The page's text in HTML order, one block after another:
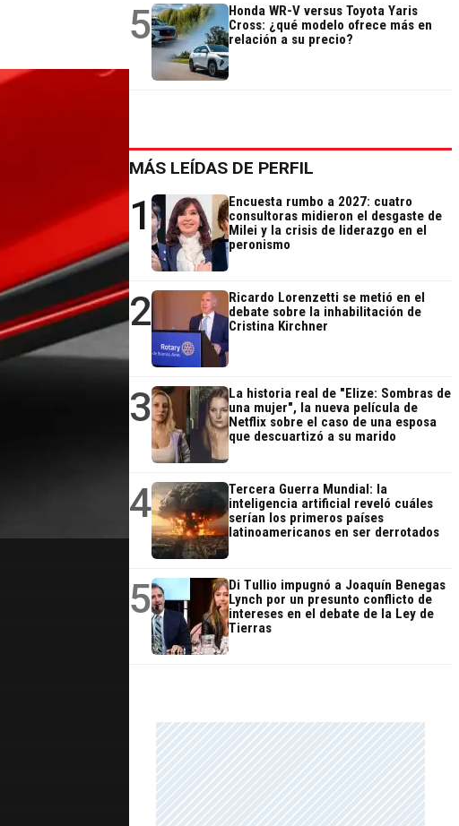
5
Honda WR-V versus Toyota Yaris
Cross: ¿qué modelo ofrece más en
relación a su precio?
MÁS LEÍDAS DE PERFIL
1
Encuesta rumbo a 2027: cuatro
consultoras midieron el desgaste de
Milei y la crisis de liderazgo en el
peronismo
2
Ricardo Lorenzetti se metió en el
debate sobre la inhabilitación de
Cristina Kirchner
3
La historia real de "Elize: Sombras de
una mujer", la nueva película de
Netflix sobre el caso de una esposa
que descuartizó a su marido
4
Tercera Guerra Mundial: la
inteligencia artificial reveló cuáles
serían los primeros países
latinoamericanos en ser derrotados
5
Di Tullio impugnó a Joaquín Benegas
Lynch por un presunto conflicto de
intereses en el debate de la Ley de
Tierras